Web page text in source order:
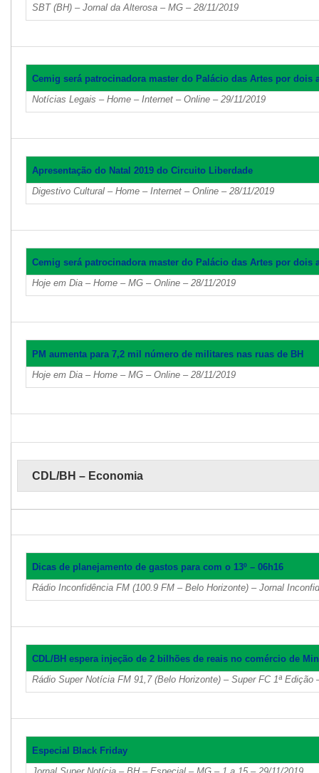
SBT (BH) – Jornal da Alterosa – MG – 28/11/2019
Cemig será patrocinadora master do Palácio das Artes por dois
Notícias Legais – Home – Internet – Online – 29/11/2019
Apresentação do Natal 2019 do Circuito Liberdade
Digestivo Cultural – Home – Internet – Online – 28/11/2019
Cemig será patrocinadora master do Palácio das Artes por dois
Hoje em Dia – Home – MG – Online – 28/11/2019
PM aumenta para 7,2 mil número de militares nas ruas de BH
Hoje em Dia – Home – MG – Online – 28/11/2019
CDL/BH – Economia
Dicas de planejamento de gastos para com o 13º – 06h16
Rádio Inconfidência FM (100.9 FM – Belo Horizonte) – Jornal
CDL/BH espera injeção de 2 bilhões de reais no comércio de
Rádio Super Notícia FM 91,7 (Belo Horizonte) – Super FC 1ª Edição
Especial Black Friday